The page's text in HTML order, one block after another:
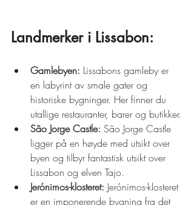
Landmerker i Lissabon:
Gamlebyen: Lissabons gamleby er
en labyrint av smale gater og
historiske bygninger. Her finner du
utallige restauranter, barer og butikker.
São Jorge Castle: São Jorge Castle
ligger på en høyde med utsikt over
byen og tilbyr fantastisk utsikt over
Lissabon og elven Tajo.
Jerónimos-klosteret: Jerónimos-klosteret
er en imponerende bygning fra det